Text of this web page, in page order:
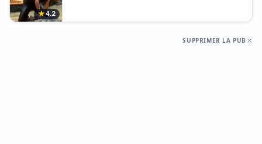
★4.2
SUPPRIMER LA PUB